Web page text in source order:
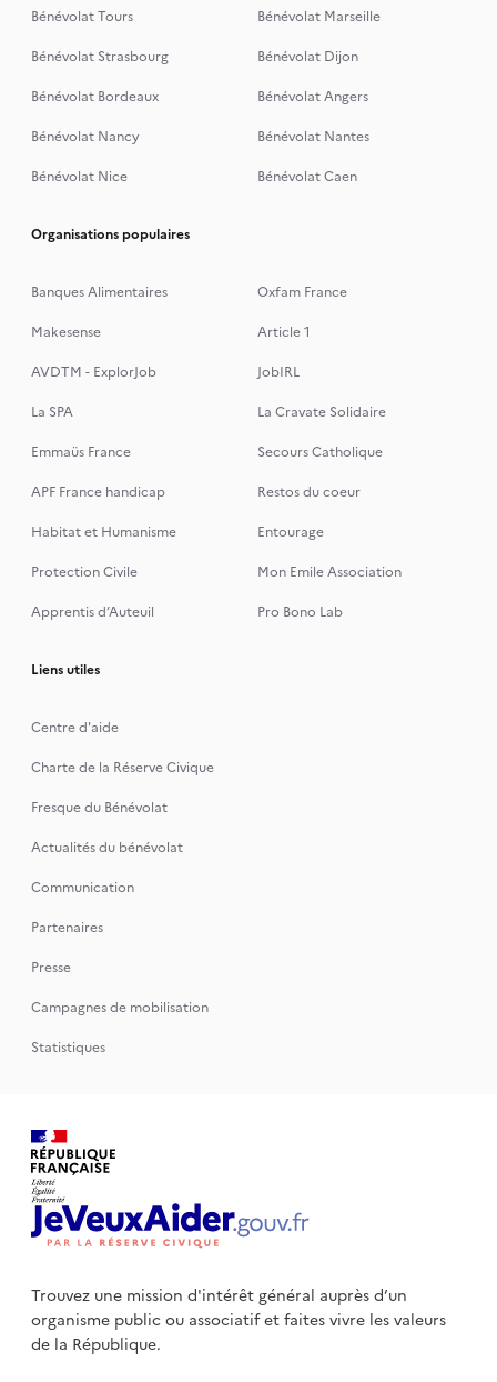
Bénévolat Tours
Bénévolat Marseille
Bénévolat Strasbourg
Bénévolat Dijon
Bénévolat Bordeaux
Bénévolat Angers
Bénévolat Nancy
Bénévolat Nantes
Bénévolat Nice
Bénévolat Caen
Organisations populaires
Banques Alimentaires
Oxfam France
Makesense
Article 1
AVDTM - ExplorJob
JobIRL
La SPA
La Cravate Solidaire
Emmaüs France
Secours Catholique
APF France handicap
Restos du coeur
Habitat et Humanisme
Entourage
Protection Civile
Mon Emile Association
Apprentis d’Auteuil
Pro Bono Lab
Liens utiles
Centre d'aide
Charte de la Réserve Civique
Fresque du Bénévolat
Actualités du bénévolat
Communication
Partenaires
Presse
Campagnes de mobilisation
Statistiques
Trouvez une mission d'intérêt général auprès d’un
organisme publicou associatif et faites vivre les valeurs
de la République.